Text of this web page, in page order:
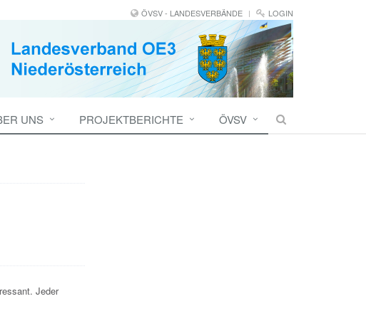
ÖVSV - LANDESVERBÄNDE LOGIN
UNS PROJEKTBERICHTE ÖVSV
Jeder